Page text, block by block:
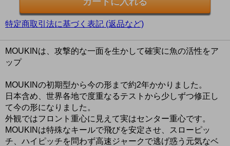
特定商取引法に基づく表記 (返品など)
MOUKINは、攻撃的な一面を生かして確実に魚の活性をア
ップ
MOUKINの初期型から今の形まで約2年かかりました。
日本含め、世界各地で度重なるテストから少しずつ修正し
て今の形になりました。
外観ではフロント重心に見えて実はセンター重心です。
MOUKINは特殊なキールで飛びを安定させ、スローピッ
チ、ハイピッチを問わず高速ジャークで逃げ惑う元気なベ